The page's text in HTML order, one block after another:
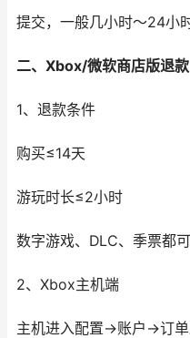
提交，一般几小时～24小
二、Xbox/微软商店版退
1、退款条件
购买≤14天
游玩时长≤2小时
数字游戏、DLC、季票都
2、Xbox主机端
主机进入配置→账户→订